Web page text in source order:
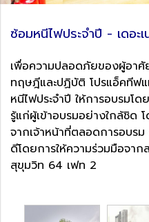
ซ้อมหนีไฟประจำปี - เดอ
เพื่อความปลอดภัยของผู้อาศั
ทฤษฎีและปฏิบัติ โปรแอ็คทีฟ
หนีไฟประจำปี ให้การอบรมโ
รู้แก่ผู้เข้าอบรมอย่างใกล้ชิด
จากเจ้าหน้าที่ตลอดการอบร
ดีโดยการให้ความร่วมมือจาก
สุขุมวิท 64 เฟท 2